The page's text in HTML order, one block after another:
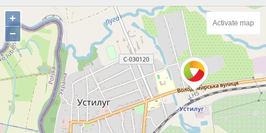
+
−
Activate map